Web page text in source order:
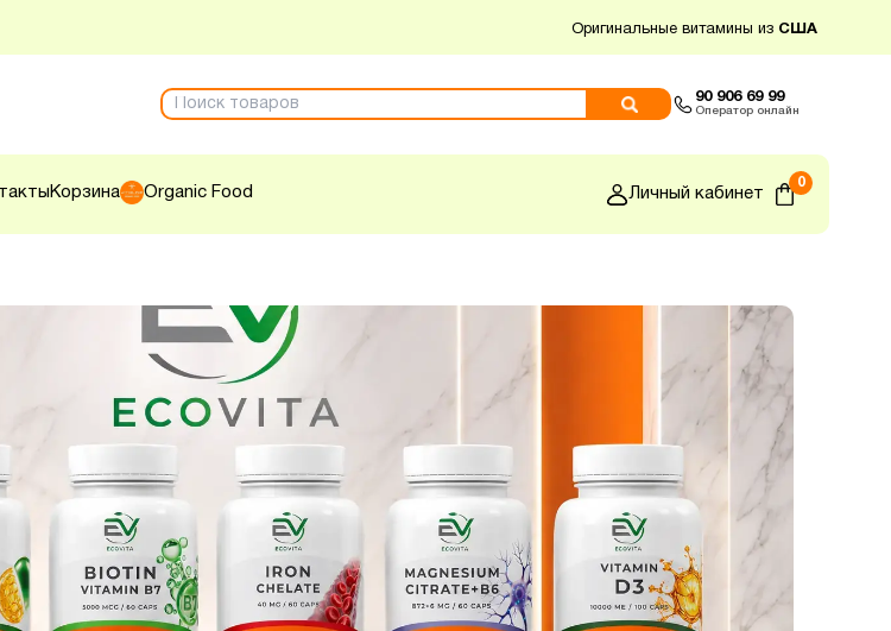
Оригинальные витамины из США
90 906 69 99
Оператор онлайн
Корзина Organic Food Личный кабинет
0